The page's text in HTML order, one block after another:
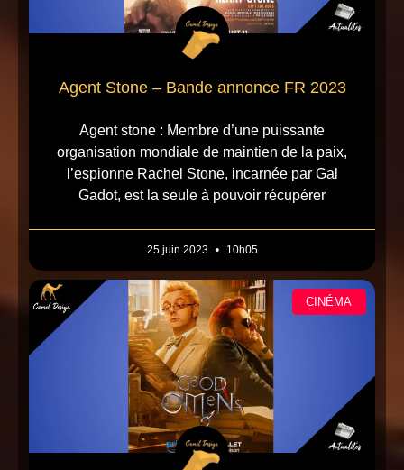
Agent Stone – Bande annonce FR 2023
Agent stone : Membre d’une puissante
organisation mondiale de maintien de la paix,
l’espionne Rachel Stone, incarnée par Gal
Gadot, est la seule à pouvoir récupérer
25 juin 2023 10h05
CINÉMA